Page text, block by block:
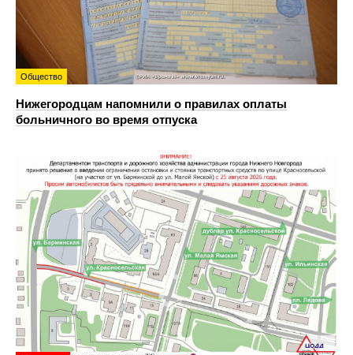
Общество
Нижегородцам напомнили о правилах оплаты
больничного во время отпуска